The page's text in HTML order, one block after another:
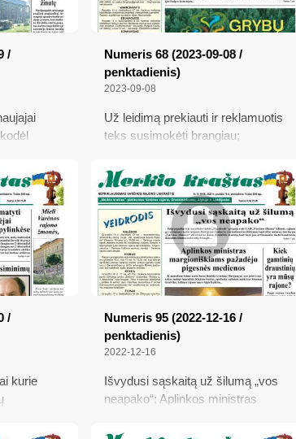
/
šį
mažų
grybus
buvo
žinutę
Numeris 68 (2023-09-08 /
penktadienis)
2023-09-08
Už leidimą prekiauti ir reklamuotis
teks susimokėti brangiau;
poliklinika, bet veiksmų plano dar
neturi; Merkinė. Merkinės dailė. Nuo
kamščiatraukių iki Vytauto Didžiojo
/
kurie
už
Numeris 95 (2022-12-16 /
penktadienis)
2022-12-16
Išvydusi sąskaitą už šilumą „vos
neapako“; Aplinkos ministras
medienos; Sniegas sukaustė